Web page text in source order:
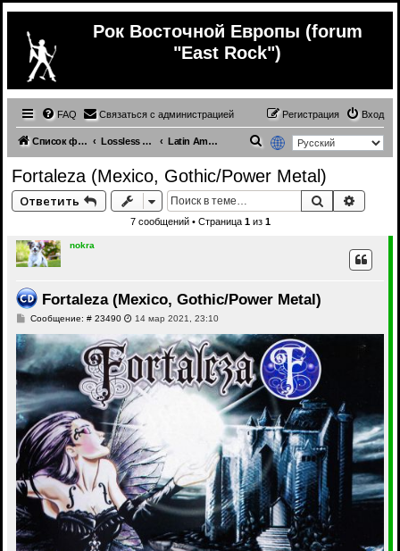
Рок Восточной Европы (forum
"East Rock")
FAQ Связаться с администрацией Вход
Регистрация
Список форумов Lossless (Music from other countries) Latin America (different genres) (lossless)
и
к
Fortaleza (Mexico, Gothic/Power Metal)
Ответить Поиск
7 сообщений • Страница 1из 1
nokra
Fortaleza (Mexico, Gothic/Power Metal)
Сообщение: # 23490С
о
б
щ
е
н
и
е
14 мар 2021, 23:10